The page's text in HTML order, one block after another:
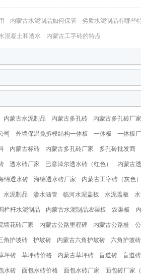
内蒙古水泥制品如何保管 劣质水泥制品有哪些
混凝土和透水 内蒙古工字砖的特点
内蒙古水泥制品 内蒙古多孔砖 内蒙古多孔砖厂家
司 外墙保温免拆模结构一体板 一体板 一体板
内蒙古标砖 内蒙古多孔砖厂家 多孔砖批发商
透水砖厂家 巴彦淖尔透水砖（红色） 内蒙古
绵透水砖 海绵透水砖厂家 内蒙古工字砖（灰色
水泥制品 渗水涵管 临河水泥盖板 水泥盖板
栏杆水泥制品 内蒙古水泥制品农渠板 农渠板
墙花砖厂家 内蒙古公路里程碑 内蒙古公路桩
角护坡砖 护坡砖 内蒙古六角护坡砖 六角护坡砖
坪砖 草坪砖价格 内蒙古草坪砖 盲道砖 盲道
水砖 面包水砖价格 面包水砖厂家 面包砖厂家